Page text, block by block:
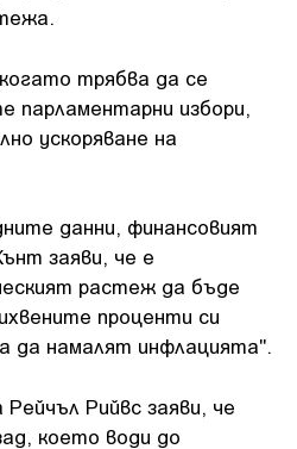
трябва да се
парламентарни избори,
ускоряване на
данни, финансовият
заяви, че е
растеж да бъде
проценти си
да намалят инфлацията".
Рийвс заяви, че
което води до